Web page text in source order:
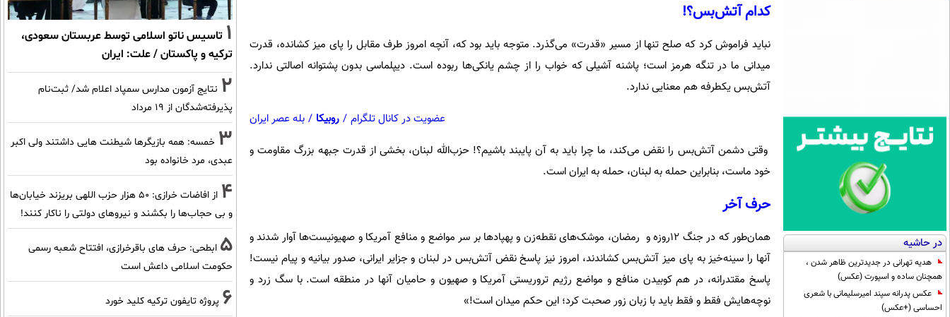
در حاشیه
هدیه تهرانی در جدیدترین ظاهر شدن ،
همچنان ساده و اسپورت (عکس)
عکس پدرانه سپند امیرسلیمانی با شعری
احساسی (+عکس)
کدام آتش‌بس؟!
نباید فراموش کرد که صلح تنها از مسیر «قدرت» می‌گذرد. متوجه باید بود که، آنچه امروز طرف مقابل را پای میز کشانده، قدرت
میدانی ما در تنگه هرمز است؛ پاشنه آشیلی که خواب را از چشم یانکی‌ها ربوده است. دیپلماسی بدون پشتوانه اصالتی ندارد.
آتش‌بس یکطرفه هم معنایی ندارد.
عضویت در کانال تلگرام / روبیکا / بله عصر ایران
وقتی دشمن آتش‌بس را نقض می‌کند، ما چرا باید به آن پایبند باشیم؟! حزب‌الله لبنان، بخشی از قدرت جبهه بزرگ مقاومت و
خود ماست، بنابراین حمله به لبنان، حمله به ایران است.
حرف آخر
همان‌طور که در جنگ 12روزه و رمضان، موشک‌های نقطه‌زن و پهپادها بر سر مواضع و منافع آمریکا و صهیونیست‌ها آوار شدند و
آنها را سینه‌خیز به پای میز آتش‌بس کشاندند، امروز نیز پاسخ نقض آتش‌بس در لبنان و جزایر ایرانی، صدور بیانیه و پیام نیست!
پاسخ مقتدرانه، در هم کوبیدن منافع و مواضع رژیم تروریستی آمریکا و صهیون و حامیان آنها در منطقه است. با سگ زرد و
نوچه‌هایش فقط و فقط باید با زبان زور صحبت کرد؛ این حکم میدان است!»
1 تاسیس ناتو اسلامی توسط عربستان سعودی،
ترکیه و پاکستان / علت: ایران
2 نتایج آزمون مدارس سمپاد اعلام شد/ ثبت‌نام
پذیرفته‌شدگان از ۱۹ مرداد
3 خمسه: همه بازیگرها شیطنت هایی داشتند ولی اکبر
عبدی، مرد خانواده بود
4
از افاضات خرازی: ۵۰ هزار حزب اللهی بریزند خیابان‌ها
و بی حجاب‌ها را بکشند و نیرو‌های دولتی را ناکار کنند!
5 ابطحی: حرف های باقرخرازی، افتتاح شعبه رسمی
حکومت اسلامی داعش است
6 پروژه تایفون ترکیه کلید خورد